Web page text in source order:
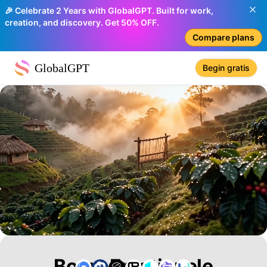
🎉 Celebrate 2 Years with GlobalGPT. Built for work,
creation, and discovery. Get 50% OFF.
Compare plans
GlobalGPT Begin gratis